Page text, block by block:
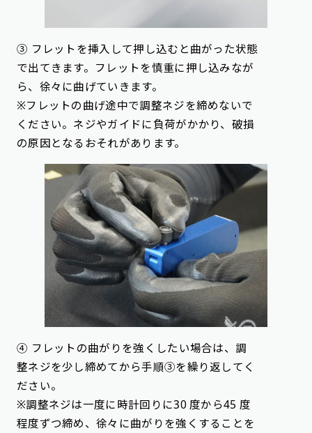
③ フレットを挿入して押し込むと曲がった状態
で出てきます。フレットを慎重に押し込みなが
ら、徐々に曲げていきます。
※フレットの曲げ途中で調整ネジを締めないで
ください。ネジやガイドに負荷がかかり、破損
の原因となるおそれがあります。
④ フレットの曲がりを強くしたい場合は、調
整ネジを少し締めてから手順③を繰り返してく
ださい。
※調整ネジは一度に時計回りに30 度から45 度
程度ずつ締め、徐々に曲がりを強くすることを